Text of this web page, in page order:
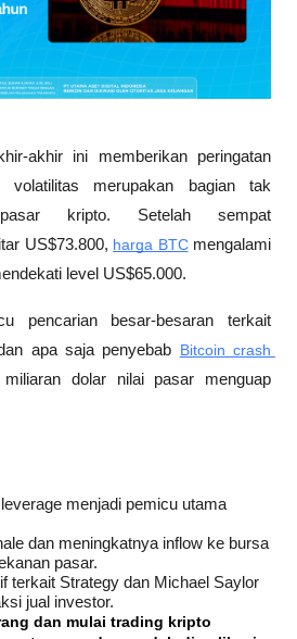
akhir ini memberikan peringatan
volatilitas merupakan bagian tak
kripto. Setelah sempat
US$73.800, harga BTC mengalami
level US$65.000.
pencarian besar-besaran terkait
apa saja penyebab Bitcoin crash
dolar nilai pasar menguap
menjadi pemicu utama
dan meningkatnya inflow ke bursa
pasar.
terkait Strategy dan Michael Saylor
jual investor.
dan mulai trading kripto